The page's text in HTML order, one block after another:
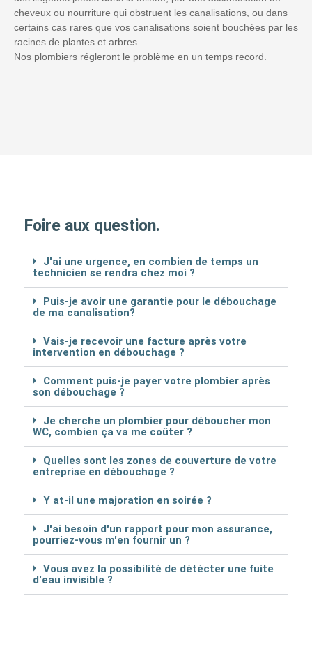
cheveux ou nourriture qui obstruent les canalisations, ou dans
certains cas rares que vos canalisations soient bouchées par les
racines de plantes et arbres.
Nos plombiers régleront le problème en un temps record.
Foire aux question.
J'ai une urgence, en combien de temps un
technicien se rendra chez moi ?
Puis-je avoir une garantie pour le débouchage
de ma canalisation?
Vais-je recevoir une facture après votre
intervention en débouchage ?
Comment puis-je payer votre plombier après
son débouchage ?
Je cherche un plombier pour déboucher mon
WC, combien ça va me coûter ?
Quelles sont les zones de couverture de votre
entreprise en débouchage ?
Y at-il une majoration en soirée ?
J'ai besoin d'un rapport pour mon assurance,
pourriez-vous m'en fournir un ?
Vous avez la possibilité de détécter une fuite
d'eau invisible ?